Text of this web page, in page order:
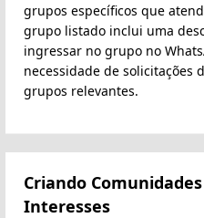
grupos específicos que
grupo listado inclui uma
ingressar no grupo no
necessidade de solicitações
grupos relevantes.
Criando
Interesses